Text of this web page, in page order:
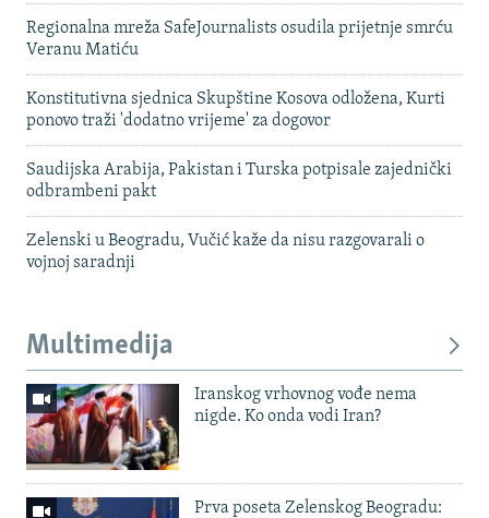
Regionalna mreža SafeJournalists osudila prijetnje smrću
Veranu Matiću
Konstitutivna sjednica Skupštine Kosova odložena, Kurti
ponovo traži 'dodatno vrijeme' za dogovor
Saudijska Arabija, Pakistan i Turska potpisale zajednički
odbrambeni pakt
Zelenski u Beogradu, Vučić kaže da nisu razgovarali o
vojnoj saradnji
Multimedija
Iranskog vrhovnog vođe nema
nigde. Ko onda vodi Iran?
Prva poseta Zelenskog Beogradu: